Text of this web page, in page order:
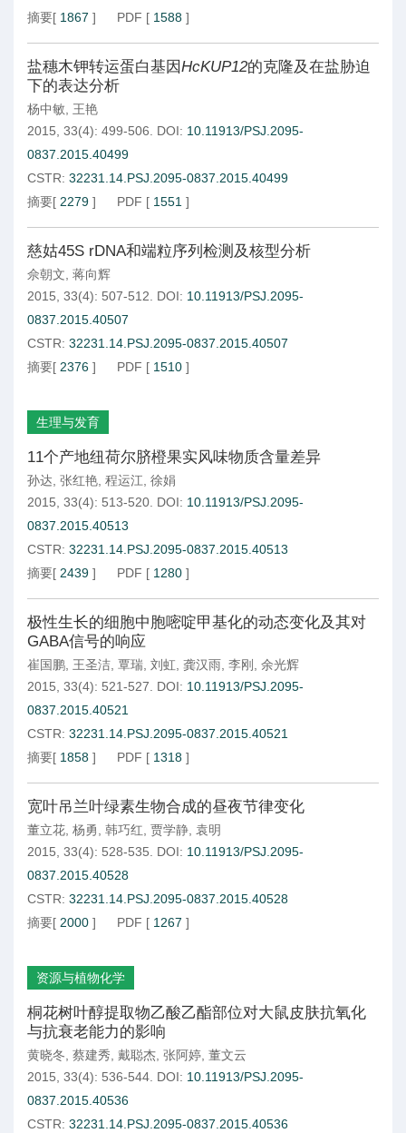
摘要[ 1867 ] PDF [ 1588 ]
盐穗木钾转运蛋白基因HcKUP12的克隆及在盐胁迫
下的表达分析
杨中敏
王艳
2015, 33(4): 499-506.
DOI: 10.11913/PSJ.2095-
0837.2015.40499
CSTR: 32231.14.PSJ.2095-0837.2015.40499
摘要[ 2279 ] PDF [ 1551 ]
慈姑45S rDNA和端粒序列检测及核型分析
佘朝文 蒋向辉
2015, 33(4): 507-512.
DOI: 10.11913/PSJ.2095-
0837.2015.40507
CSTR: 32231.14.PSJ.2095-0837.2015.40507
摘要[ 2376 ] PDF [ 1510 ]
生理与发育
11个产地纽荷尔脐橙果实风味物质含量差异
孙达 张红艳 程运江 徐娟
2015, 33(4): 513-520. DOI: 10.11913/PSJ.2095-
0837.2015.40513
CSTR: 32231.14.PSJ.2095-0837.2015.40513
摘要[ 2439 ] PDF [ 1280 ]
极性生长的细胞中胞嘧啶甲基化的动态变化及其对
GABA信号的响应
崔国鹏 王圣洁 覃瑞 刘虹 龚汉雨 李刚
余光辉
2015, 33(4): 521-527.
DOI: 10.11913/PSJ.2095-
0837.2015.40521
CSTR: 32231.14.PSJ.2095-0837.2015.40521
摘要[ 1858 ] PDF [ 1318 ]
宽叶吊兰叶绿素生物合成的昼夜节律变化
董立花 杨勇 韩巧红 贾学静 袁明
2015, 33(4): 528-535.
DOI: 10.11913/PSJ.2095-
0837.2015.40528
CSTR: 32231.14.PSJ.2095-0837.2015.40528
摘要[ 2000 ] PDF [ 1267 ]
资源与植物化学
桐花树叶醇提取物乙酸乙酯部位对大鼠皮肤抗氧化
与抗衰老能力的影响
黄晓冬 蔡建秀 戴聪杰 张阿婷 董文云
2015, 33(4): 536-544. DOI: 10.11913/PSJ.2095-
0837.2015.40536
CSTR: 32231.14.PSJ.2095-0837.2015.40536